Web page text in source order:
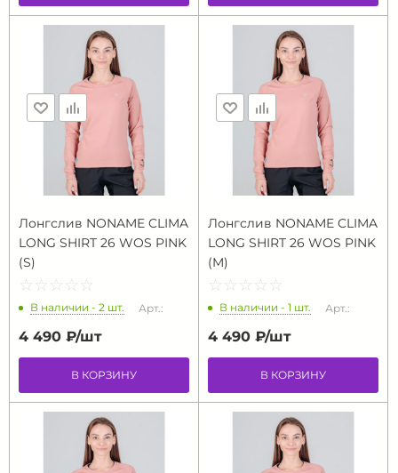
Лонгслив NONAME CLIMA
LONG SHIRT 26 WOS PINK
(S)
☆ ☆ ☆ ☆ ☆
★ ★ ★ ★ ★
В наличии - 2 шт. Арт.:
4 490 ₽/шт
В КОРЗИНУ
Лонгслив NONAME CLIMA
LONG SHIRT 26 WOS PINK
(M)
☆ ☆ ☆ ☆ ☆
★ ★ ★ ★ ★
В наличии - 1 шт. Арт.:
4 490 ₽/шт
В КОРЗИНУ